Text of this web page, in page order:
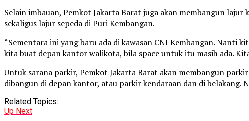
Selain imbauan, Pemkot Jakarta Barat juga akan membangun
sekaligus lajur sepeda di Puri Kembangan.
“Sementara ini yang baru ada di kawasan CNI Kembangan. Nanti
kita buat depan kantor walikota, bila space untuk itu masih ada.
Untuk sarana parkir, Pemkot Jakarta Barat akan membangun
dibangun di depan kantor, atau parkir kendaraan dan di belakang.
Related Topics:
Up Next